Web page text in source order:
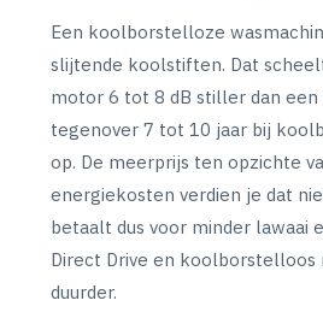
Een koolborstelloze
slijtende koolstiften. Dat
motor 6 tot 8 dB stiller dan
tegenover 7 tot 10 jaar bij
op. De meerprijs ten opzichte
energiekosten verdien je dat
betaalt dus voor minder lawaai
Direct Drive en koolborstelloos
duurder.